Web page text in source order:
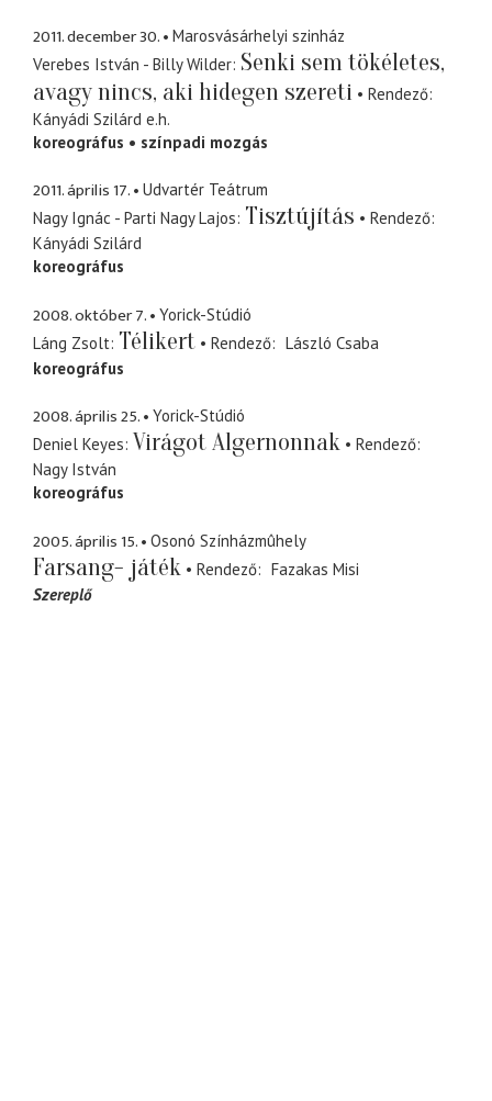
2011. december 30.
Marosvásárhelyi szinház
Verebes István - Billy Wilder Senki sem tökéletes,
avagy nincs, aki hidegen szereti
Rendező
Kányádi Szilárd e.h.
koreográfus
színpadi mozgás
2011. április 17.
Udvartér Teátrum
Nagy Ignác - Parti Nagy Lajos Tisztújítás
Rendező
Kányádi Szilárd
koreográfus
2008. október 7.
Yorick-Stúdió
Láng Zsolt Télikert Rendező
László Csaba
koreográfus
2008. április 25.
Yorick-Stúdió
Deniel Keyes Virágot Algernonnak
Rendező
Nagy István
koreográfus
2005. április 15. Osonó Színházmûhely
Farsang- játék Rendező
Fazakas Misi
Szereplő